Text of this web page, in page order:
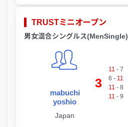
TRUSTミニオープン
男女混合シングルス(MenSingle)
mabuchi
yoshio
Japan
3
11 - 7
6 - 11
11 - 8
11 - 9